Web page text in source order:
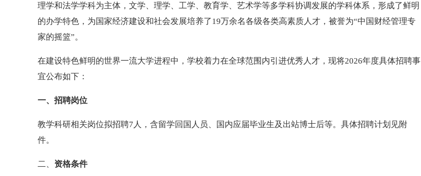
理学和法学学科为主体，文学、理学、工学、教育学、艺术学等多学科协调发展的学科体系，形成了鲜明
的办学特色，为国家经济建设和社会发展培养了19万余名各级各类高素质人才，被誉为“中国财经管理专
家的摇篮”。
在建设特色鲜明的世界一流大学进程中，学校着力在全球范围内引进优秀人才，现将2026年度具体招聘事
宜公布如下：
一、招聘岗位
教学科研相关岗位拟招聘7人，含留学回国人员、国内应届毕业生及出站博士后等。具体招聘计划见附
件。
二、 资格条件